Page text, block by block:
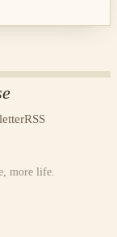
RSS
more life.